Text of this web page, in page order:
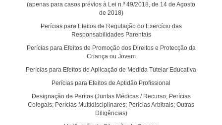
(apenas para casos prévios à Lei n.º 49/2018, de 14 de Agosto
de 2018)
Perícias para Efeitos de Regulação do Exercício das
Responsabilidades Parentais
Perícias para Efeitos de Promoção dos Direitos e Protecção da
Criança ou Jovem
Perícias para Efeitos de Aplicação de Medida Tutelar Educativa
Perícias para Efeitos de Aptidão Profissional
Designação de Peritos (Juntas Médicas / Recurso; Perícias
Colegais; Perícias Multidisciplinares; Perícias Arbitrais; Outras
Diligências)